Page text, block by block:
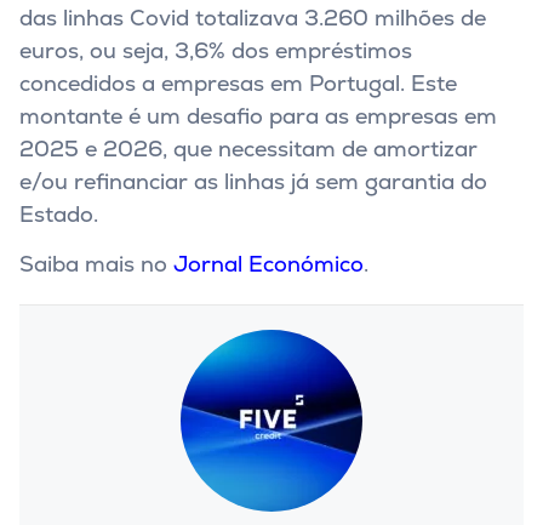
das linhas Covid totalizava 3.260 milhões de
euros, ou seja, 3,6% dos empréstimos
concedidos a empresas em Portugal. Este
montante é um desafio para as empresas em
2025 e 2026, que necessitam de amortizar
e/ou refinanciar as linhas já sem garantia do
Estado.
Saiba mais no Jornal Económico.